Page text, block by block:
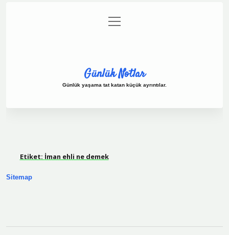
Gizlilik Politikası
menüyü
aç
Günlük Notlar
Günlük yaşama tat katan küçük ayrıntılar.
Etiket: İman ehli ne demek
Sitemap